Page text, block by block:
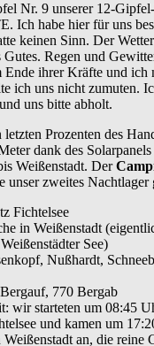
Nr. 9 unserer 12-
Ich habe hier für uns
keinen Sinn. Der
Regen und
Ende ihrer Kräfte und ich
ich uns nicht zumuten.
uns bitte abholt.
Prozenten des
dank des
Weißenstadt. Der
unser zweites Nachtlager
Fichtelsee
in Weißenstadt
See)
Nußhardt,
770 Bergab
wir starteten um 08:45
und kamen um
an, die reine